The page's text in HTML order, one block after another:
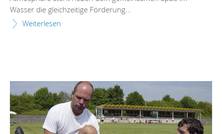
Wasser die gleichzeitige Förderung...
Weiterlesen